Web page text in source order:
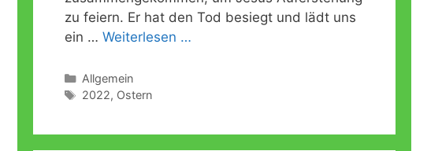
zu feiern. Er hat den Tod besiegt und lädt uns
ein … Weiterlesen …
Kategorien
Allgemein
Schlagwörter
2022, Ostern